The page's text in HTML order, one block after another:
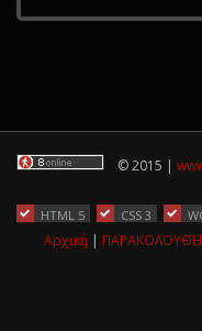
© 2015 |
HTML 5 CSS 3
Αρχική |